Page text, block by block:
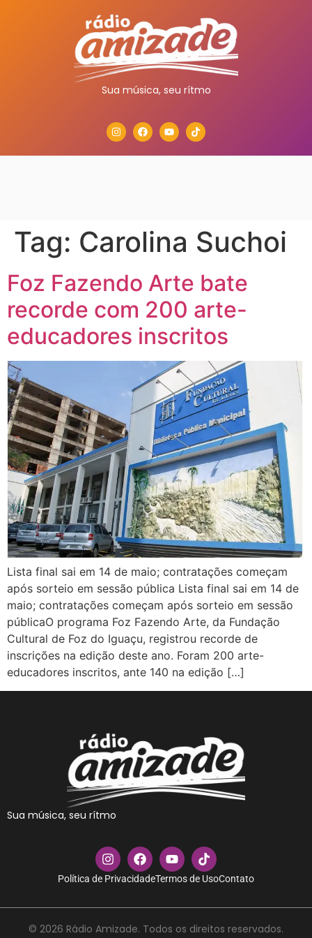
Sua música, seu rítmo
Tag: Carolina Suchoi
Foz Fazendo Arte bate
recorde com 200 arte-
educadores inscritos
Lista final sai em 14 de maio; contratações começam
após sorteio em sessão pública Lista final sai em 14 de
maio; contratações começam após sorteio em sessão
públicaO programa Foz Fazendo Arte, da Fundação
Cultural de Foz do Iguaçu, registrou recorde de
inscrições na edição deste ano. Foram 200 arte-
educadores inscritos, ante 140 na edição […]
Sua música, seu rítmo
Política de PrivacidadeTermos de UsoContato
© 2026 Rádio Amizade. Todos os direitos reservados.